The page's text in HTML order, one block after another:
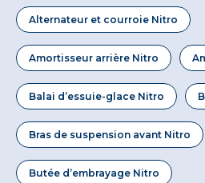
Alternateur et courroie Nitro
Amortisseur arrière Nitro
Balai d’essuie-glace Nitro
Bras de suspension avant Nitro
Butée d’embrayage Nitro